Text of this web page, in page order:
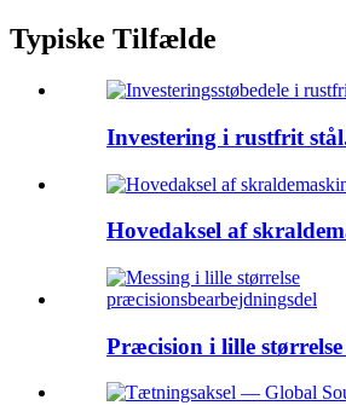
Typiske Tilfælde
Investering i rustfrit
Hovedaksel af
Præcision i lille størrelse